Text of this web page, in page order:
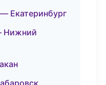
Екатеринбург
Нижний